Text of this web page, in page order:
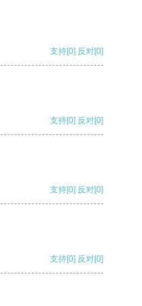
支持[0] 反对[0]
支持[0] 反对[0]
支持[0] 反对[0]
支持[0] 反对[0]